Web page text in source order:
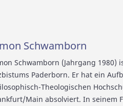
Schwamborn
Schwamborn (Jahrgang 1980)
Paderborn. Er hat ein
Theologischen
Main absolviert. In seinem